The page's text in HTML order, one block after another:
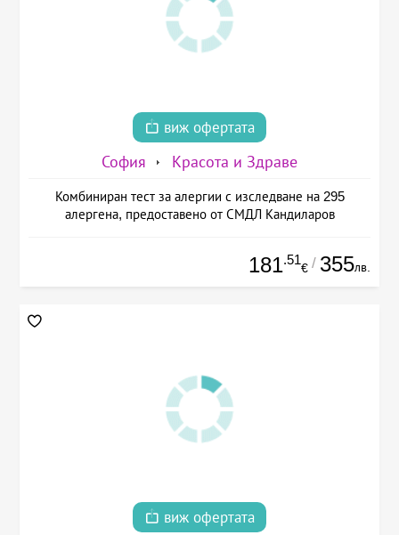
виж офертата
София Красота и Здраве
Комбиниран тест за алергии с изследване на 295
алергена, предоставено от СМДЛ Кандиларов
181.51
€ / 355лв.
виж офертата